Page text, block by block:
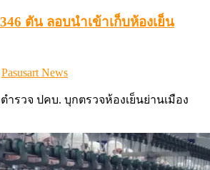
ตัน ลอบนำเข้าเก็บห้องเย็น
Author
Pasusart News
รวจ ปคบ. บุกตรวจห้องเย็นย่านเมือง